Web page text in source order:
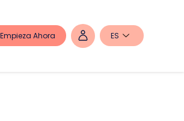
Empieza Ahora ES